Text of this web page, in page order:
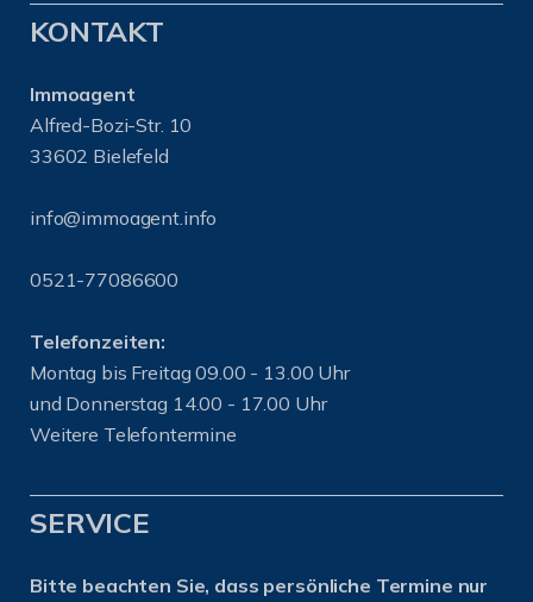
KONTAKT
Immoagent
Alfred-Bozi-Str. 10
33602 Bielefeld
info@immoagent.info
0521-77086600
Telefonzeiten:
Montag bis Freitag 09.00 - 13.00 Uhr
und Donnerstag 14.00 - 17.00 Uhr
Weitere Telefontermine
SERVICE
Bitte beachten Sie, dass persönliche Termine nur